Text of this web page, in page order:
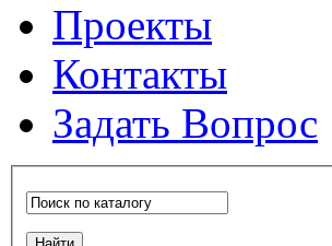
Проекты
Контакты
Задать Вопрос